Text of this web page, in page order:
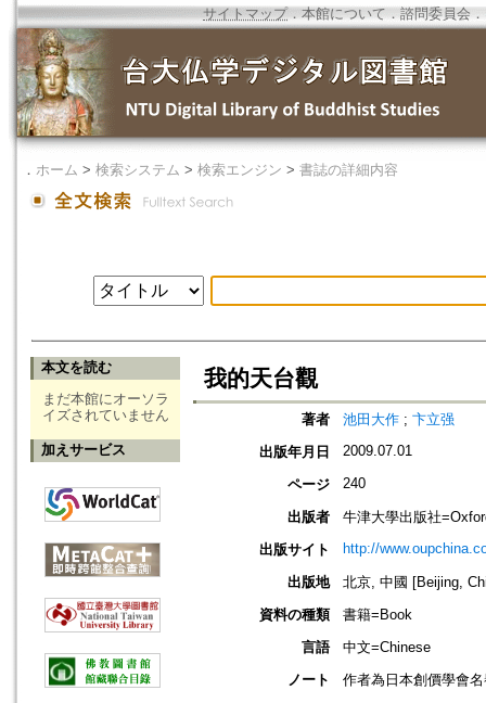
サイトマップ．本館について ． 諮問委員会 ．
． ホーム > 検索システム > 検索エンジン > 書誌の詳細内容
本文を読む
まだ本館にオーソラ
イズされていません
加えサービス
我的天台觀
著者 池田大作 ; 卞立强
出版年月日
2009.07.01
ページ 240
出版者
牛津大學出版社
出版サイト
http://
出版地
北京, 中國 [Beijing,
資料の種類
書籍=Book
言語
中文=Chinese
ノート
作者為日本創價學會